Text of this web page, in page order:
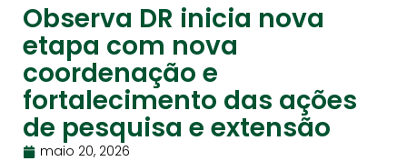
Observa DR inicia nova
etapa com nova
coordenação e
fortalecimento das ações
de pesquisa e extensão
maio 20, 2026